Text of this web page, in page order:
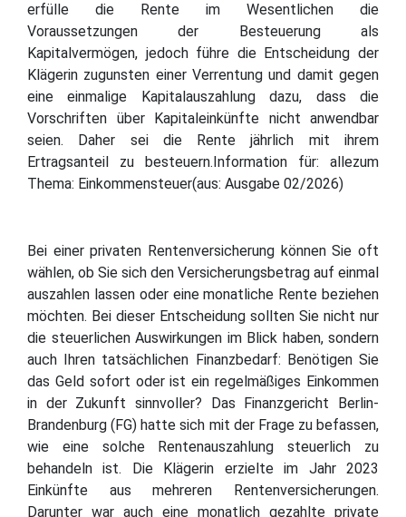
erfülle die Rente im Wesentlichen die
Voraussetzungen der Besteuerung als
Kapitalvermögen, jedoch führe die Entscheidung der
Klägerin zugunsten einer Verrentung und damit gegen
eine einmalige Kapitalauszahlung dazu, dass die
Vorschriften über Kapitaleinkünfte nicht anwendbar
seien. Daher sei die Rente jährlich mit ihrem
Ertragsanteil zu besteuern.Information für: allezum
Thema: Einkommensteuer(aus: Ausgabe 02/2026)
Bei einer privaten Rentenversicherung können Sie oft
wählen, ob Sie sich den Versicherungsbetrag auf einmal
auszahlen lassen oder eine monatliche Rente beziehen
möchten. Bei dieser Entscheidung sollten Sie nicht nur
die steuerlichen Auswirkungen im Blick haben, sondern
auch Ihren tatsächlichen Finanzbedarf: Benötigen Sie
das Geld sofort oder ist ein regelmäßiges Einkommen
in der Zukunft sinnvoller? Das Finanzgericht Berlin-
Brandenburg (FG) hatte sich mit der Frage zu befassen,
wie eine solche Rentenauszahlung steuerlich zu
behandeln ist. Die Klägerin erzielte im Jahr 2023
Einkünfte aus mehreren Rentenversicherungen.
Darunter war auch eine monatlich gezahlte private